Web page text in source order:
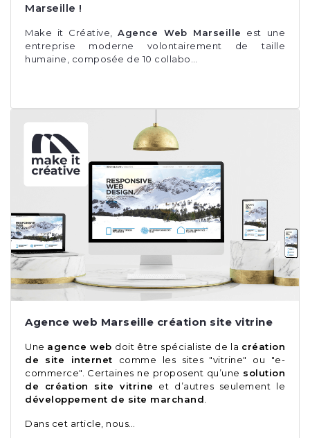
Marseille !
Make it Créative,Agence Web Marseille
est une
entreprise moderne volontairement de taille
humaine, composée de 10 collabo…
Agence web Marseille création site vitrine
Une agence web doit être spécialiste de la création
de site internet comme les sites "vitrine" ou "e-
commerce". Certaines ne proposent qu’une solution
de création site vitrine
et d’autres seulement le
développement de site marchand.
Dans cet article, nous…